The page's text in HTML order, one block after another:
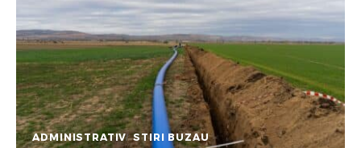
ADMINISTRATIV STIRI BUZAU